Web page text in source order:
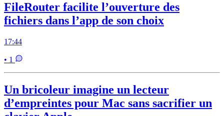
FileRouter facilite l’ouverture des
fichiers dans l’app de son choix
17:44
• 1
Un bricoleur imagine un lecteur
d’empreintes pour Mac sans sacrifier un